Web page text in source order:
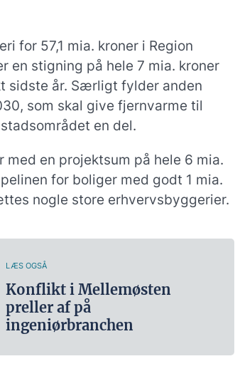
for 57,1 mia. kroner i Region
en stigning på hele 7 mia. kroner
sidste år. Særligt fylder anden
som skal give fjernvarme til
en del.
en projektsum på hele 6 mia.
for boliger med godt 1 mia.
nogle store erhvervsbyggerier.
LÆS OGSÅ
Konflikt i Mellemøsten
preller af på
ingeniørbranchen